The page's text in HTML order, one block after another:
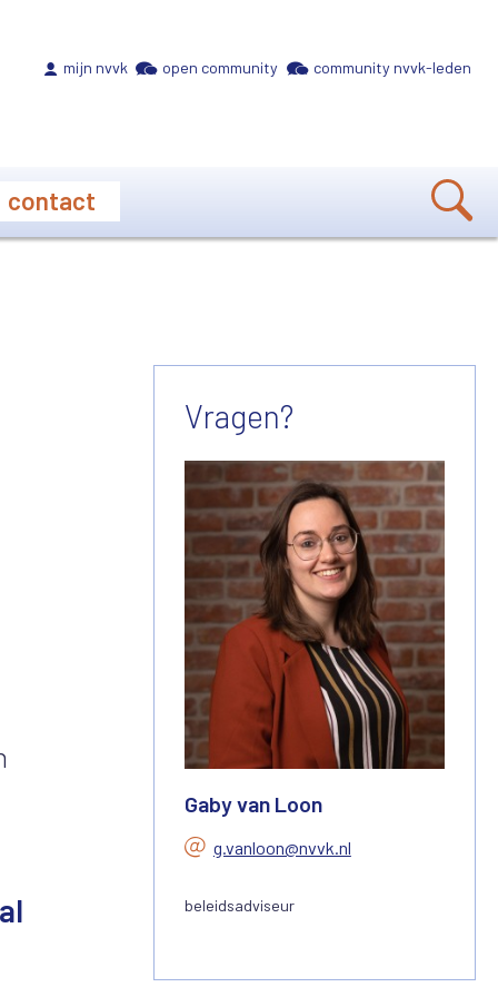
mijn nvvk open community community nvvk-leden
contact
Vragen?
Gaby van Loon
g.vanloon@nvvk.nl
beleidsadviseur